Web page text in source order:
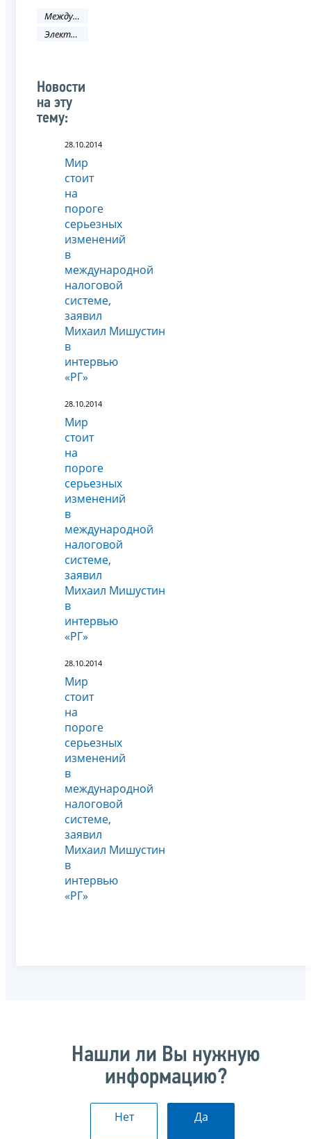
Международное сотрудничество
Электронные услуги
Новости
на эту
тему:
28.10.2014
Мир
стоит
на
пороге
серьезных
изменений
в
международной
налоговой
системе,
заявил
Михаил Мишустин
в
интервью
«РГ»
28.10.2014
Мир
стоит
на
пороге
серьезных
изменений
в
международной
налоговой
системе,
заявил
Михаил Мишустин
в
интервью
«РГ»
28.10.2014
Мир
стоит
на
пороге
серьезных
изменений
в
международной
налоговой
системе,
заявил
Михаил Мишустин
в
интервью
«РГ»
Нашли ли Вы нужную
информацию?
Нет Да